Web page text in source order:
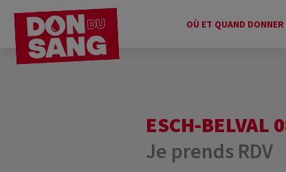
OÙ ET QUAND DONNER
ESCH-BELVAL
Je prends RDV